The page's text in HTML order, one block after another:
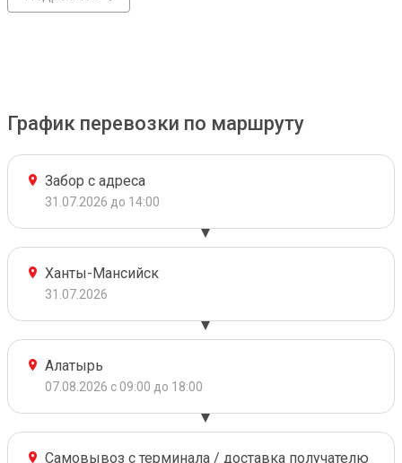
График перевозки по маршруту
Забор с адреса
31.07.2026 до 14:00
Ханты-Мансийск
31.07.2026
Алатырь
07.08.2026 с 09:00 до 18:00
Самовывоз с терминала / доставка получателю